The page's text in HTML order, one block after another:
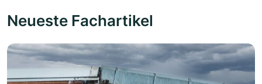
Neueste Fachartikel